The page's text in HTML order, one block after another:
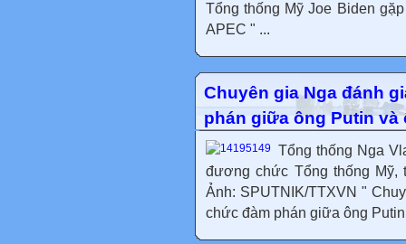
Tổng thống Mỹ Joe Biden
APEC " ...
Chuyên gia Nga đánh
phán giữa ông Putin và
Tổng thống Nga
đương chức Tổng thống Mỹ,
Ảnh: SPUTNIK/TTXVN "
chức đàm phán giữa ông